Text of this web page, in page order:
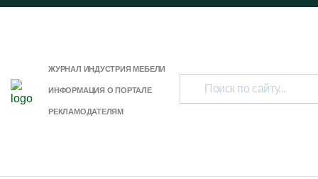
ЖУРНАЛ ИНДУСТРИЯ МЕБЕЛИ
ИНФОРМАЦИЯ О ПОРТАЛЕ
РЕКЛАМОДАТЕЛЯМ